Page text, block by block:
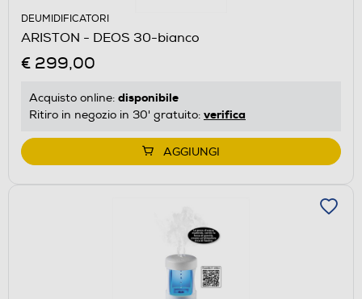
DEUMIDIFICATORI
ARISTON - DEOS 30-bianco
€ 299,00
Acquisto online: disponibile
Ritiro in negozio in 30' gratuito: verifica
AGGIUNGI